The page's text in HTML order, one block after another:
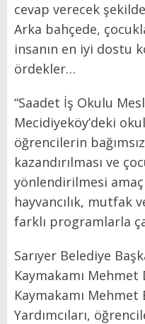
cevap verecek
Arka bahçede,
insanın en iyi dostu
ördekler…
“Saadet İş Okulu
Mecidiyeköy’deki
öğrencilerin
kazandırılması ve
yönlendirilmesi
hayvancılık, mutfak
farklı programlarla
Sarıyer Belediye
Kaymakamı Mehmet
Kaymakamı
Yardımcıları,